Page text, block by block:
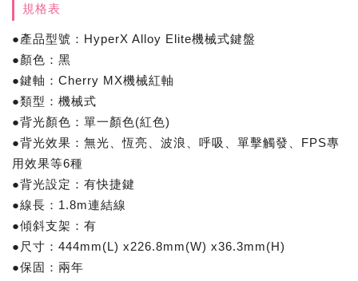
規格表
●產品型號：HyperX Alloy Elite機械式鍵盤
●顏色：黑
●鍵軸：Cherry MX機械紅軸
●類型：機械式
●背光顏色：單一顏色(紅色)
●背光效果：無光、恆亮、波浪、呼吸、單擊觸發、FPS專
用效果等6種
●背光設定：有快捷鍵
●線長：1.8m連結線
●傾斜支架：有
●尺寸：444mm(L) x226.8mm(W) x36.3mm(H)
●保固：兩年